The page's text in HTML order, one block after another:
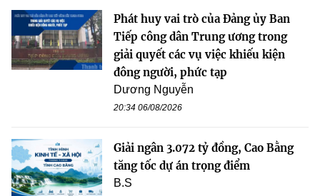
Phát huy vai trò của Đảng ủy Ban
Tiếp công dân Trung ương trong
giải quyết các vụ việc khiếu kiện
đông người, phức tạp
Dương Nguyễn
20:34 06/08/2026
Giải ngân 3.072 tỷ đồng, Cao Bằng
tăng tốc dự án trọng điểm
B.S